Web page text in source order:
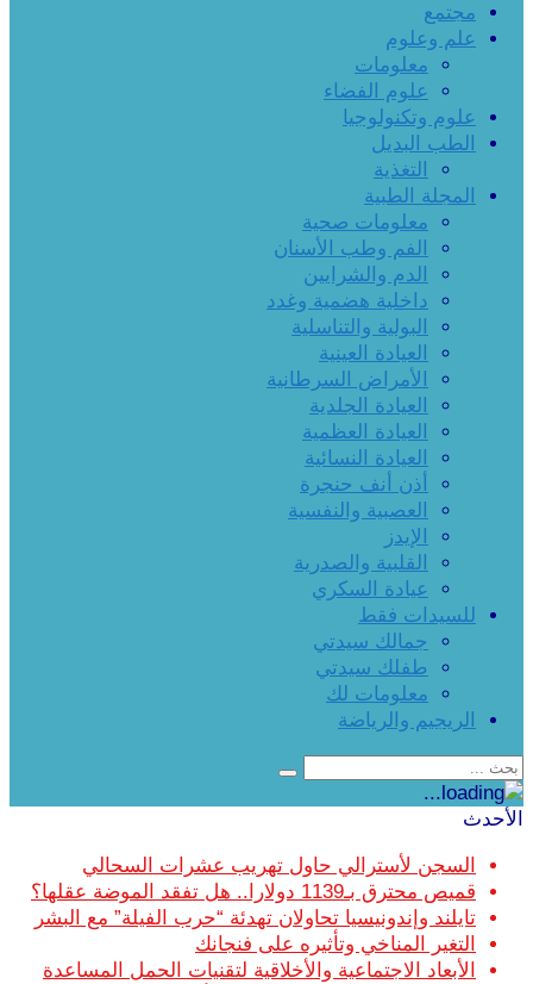
مجتمع
علم وعلوم
معلومات
علوم الفضاء
علوم وتكنولوجيا
الطب البديل
التغذية
المجلة الطبية
معلومات صحية
الفم وطب الأسنان
الدم والشرايين
داخلية هضمية وغدد
البولية والتناسلية
العيادة العينية
الأمراض السرطانية
العيادة الجلدية
العيادة العظمية
العيادة النسائية
أذن أنف حنجرة
العصبية والنفسية
الإيدز
القلبية والصدرية
عيادة السكري
للسيدات فقط
جمالك سيدتي
طفلك سيدتي
معلومات لك
الريجيم والرياضة
الأحدث
السجن لأسترالي حاول تهريب عشرات السحالي
قميص محترق بـ1139 دولارا.. هل تفقد الموضة عقلها؟
تايلند وإندونيسيا تحاولان تهدئة “حرب الفيلة” مع البشر
التغير المناخي وتأثيره على فنجانك
الأبعاد الاجتماعية والأخلاقية لتقنيات الحمل المساعدة